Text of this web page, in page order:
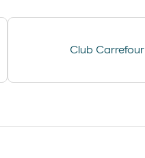
Club Carrefour